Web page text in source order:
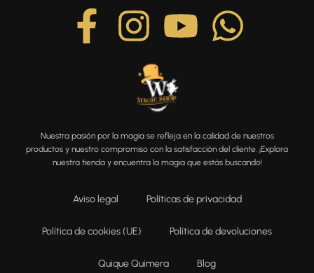
Nuestra pasión por la magia se refleja en la calidad de nuestros
productos y nuestro compromiso con la satisfacción del cliente. ¡Explora
nuestra tienda y encuentra la magia que estás buscando!
Aviso legal Políticas de privacidad
Política de cookies (UE) Política de devoluciones
Quique Quimera Blog